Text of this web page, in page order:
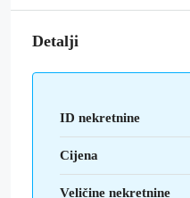
Detalji
ID nekretnine
Cijena
Veličine nekretnine